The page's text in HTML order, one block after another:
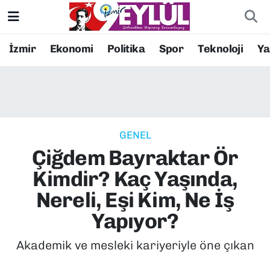
İzmir Ekonomi Politika Spor Teknoloji
GENEL
Çiğdem Bayraktar Ör
Kimdir? Kaç Yaşında,
Nereli, Eşi Kim, Ne İş
Yapıyor?
Akademik ve mesleki kariyeriyle öne çıkan
Resmi İlanlar
EKONOMİ
KÜLTÜR SANAT
Konak Nöbetçi Eczaneler
Süper Lig Puan Durumu ve Fikstür
Tüm Manşetler
Son Dakika Haberleri